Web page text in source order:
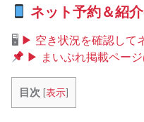
ネット予約＆紹
🖥 ▶ 空き状況を確認して
▶ まいぷれ掲載ペー
目次 [表示]